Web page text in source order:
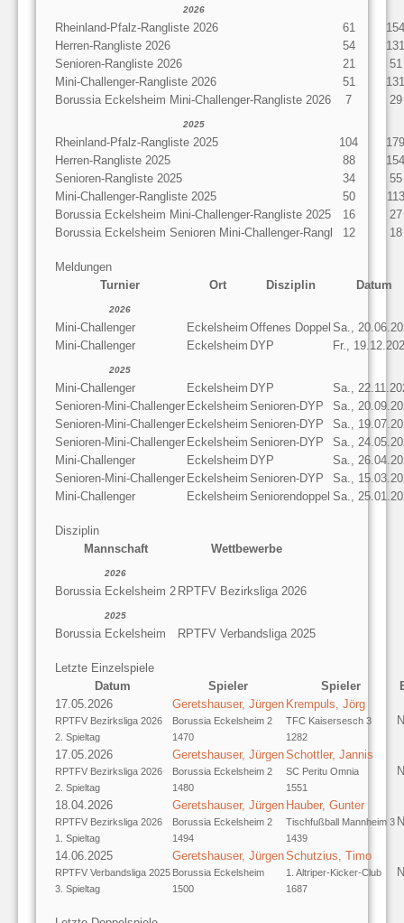
2026
Rheinland-Pfalz-Rangliste 2026 61
154
Herren-Rangliste 2026
54
131
Senioren-Rangliste 2026
21
51
Mini-Challenger-Rangliste 2026
51
131
Borussia Eckelsheim Mini-Challenger-Rangliste 2026
7 29
2025
Rheinland-Pfalz-Rangliste 2025 104
179
Herren-Rangliste 2025
88
154
Senioren-Rangliste 2025
34
55
Mini-Challenger-Rangliste 2025
50
113
Borussia Eckelsheim Mini-Challenger-Rangliste 2025
16
27
Borussia Eckelsheim Senioren Mini-Challenger-Rangl
12 18
Meldungen
Turnier
Ort Disziplin Datum
2026
Mini-Challenger Eckelsheim Offenes Doppel Sa.,
Mini-Challenger
Eckelsheim DYP Fr.,
2025
Mini-Challenger Eckelsheim DYP
Sa.,
Senioren-Mini-Challenger Eckelsheim Senioren-DYP
Sa.,
Senioren-Mini-Challenger Eckelsheim Senioren-DYP
Sa.,
Senioren-Mini-Challenger Eckelsheim Senioren-DYP
Sa.,
Mini-Challenger
Eckelsheim DYP
Sa.,
Senioren-Mini-Challenger Eckelsheim Senioren-DYP
Sa.,
Mini-Challenger
Eckelsheim Seniorendoppel Sa.,
Disziplin
Mannschaft
Wettbewerbe
2026
Borussia Eckelsheim 2 RPTFV Bezirksliga 2026
2025
Borussia Eckelsheim RPTFV Verbandsliga 2025
Letzte Einzelspiele
Datum
Spieler Spieler
17.05.2026
RPTFV Bezirksliga 2026
2. Spieltag
Geretshauser, Jürgen
Borussia Eckelsheim 2
1470
Krempuls, Jörg
TFC Kaisersesch 3
1282
17.05.2026
RPTFV Bezirksliga 2026
2. Spieltag
Geretshauser, Jürgen
Borussia Eckelsheim 2
1480
Schottler, Jannis
SC Peritu Omnia
1551
18.04.2026
RPTFV Bezirksliga 2026
1. Spieltag
Geretshauser, Jürgen
Borussia Eckelsheim 2
1494
Hauber, Gunter
Tischfußball Mannheim 3
1439
14.06.2025
RPTFV Verbandsliga 2025
3. Spieltag
Geretshauser, Jürgen
Borussia Eckelsheim
1500
Schutzius, Timo
1. Altriper-Kicker-Club
1687